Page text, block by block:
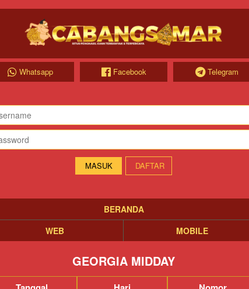
Whatsapp Facebook Telegram
DAFTAR
BERANDA
WEB
MOBILE
GEORGIA MIDDAY